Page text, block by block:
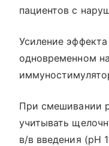
пациентов с
Усиление
одновременном
При смешивании
учитывать
в/в введения (рН